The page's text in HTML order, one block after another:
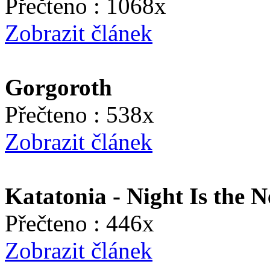
Přečteno : 1068x
Zobrazit článek
Gorgoroth
Přečteno : 538x
Zobrazit článek
Katatonia - Night Is the
Přečteno : 446x
Zobrazit článek